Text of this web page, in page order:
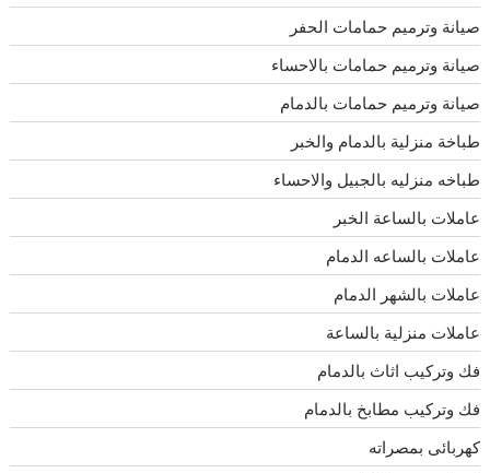
صيانة وترميم حمامات الحفر
صيانة وترميم حمامات بالاحساء
صيانة وترميم حمامات بالدمام
طباخة منزلية بالدمام والخبر
طباخه منزليه بالجبيل والاحساء
عاملات بالساعة الخبر
عاملات بالساعه الدمام
عاملات بالشهر الدمام
عاملات منزلية بالساعة
فك وتركيب اثاث بالدمام
فك وتركيب مطابخ بالدمام
كهربائى بمصراته